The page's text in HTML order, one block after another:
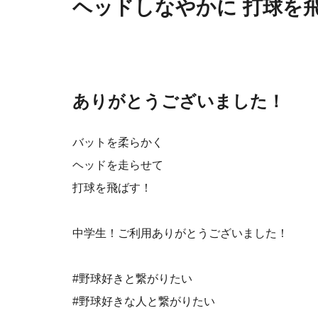
ヘッドしなやかに 打球を
ありがとうございました！
バットを柔らかく
ヘッドを走らせて
打球を飛ばす！
中学生！ご利用ありがとうございました！
⁡#野球好きと繋がりたい
#野球好きな人と繋がりたい